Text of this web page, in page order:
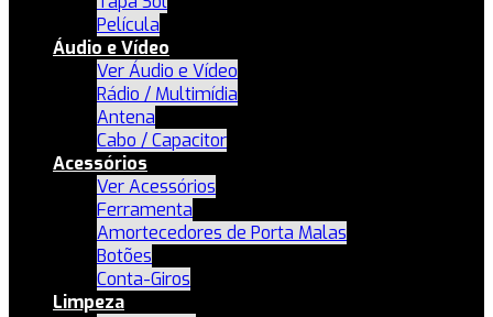
Película
Áudio e Vídeo
Ver Áudio e Vídeo
Rádio / Multimídia
Antena
Cabo / Capacitor
Acessórios
Ver Acessórios
Ferramenta
Amortecedores de Porta Malas
Botões
Conta-Giros
Limpeza